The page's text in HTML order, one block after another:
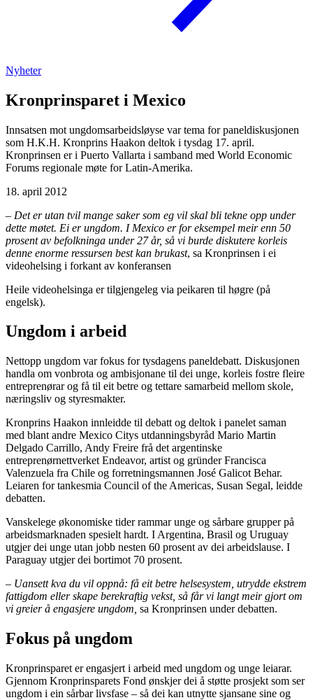
Nyheter
Kronprinsparet i Mexico
Innsatsen mot ungdomsarbeidsløyse var tema for paneldiskusjonen
som H.K.H. Kronprins Haakon deltok i tysdag 17. april.
Kronprinsen er i Puerto Vallarta i samband med World Economic
Forums regionale møte for Latin-Amerika.
18. april 2012
– Det er utan tvil mange saker som eg vil skal bli tekne opp under
dette møtet. Ei er ungdom. I Mexico er for eksempel meir enn 50
prosent av befolkninga under 27 år, så vi burde diskutere korleis
denne enorme ressursen best kan brukast, sa Kronprinsen i ei
videohelsing i forkant av konferansen
Heile videohelsinga er tilgjengeleg via peikaren til høgre (på
engelsk).
Ungdom i arbeid
Nettopp ungdom var fokus for tysdagens paneldebatt. Diskusjonen
handla om vonbrota og ambisjonane til dei unge, korleis fostre fleire
entreprenørar og få til eit betre og tettare samarbeid mellom skole,
næringsliv og styresmakter.
Kronprins Haakon innleidde til debatt og deltok i panelet saman
med blant andre Mexico Citys utdanningsbyråd Mario Martin
Delgado Carrillo, Andy Freire frå det argentinske
entreprenørnettverket Endeavor, artist og gründer Francisca
Valenzuela fra Chile og forretningsmannen José Galicot Behar.
Leiaren for tankesmia Council of the Americas, Susan Segal, leidde
debatten.
Vanskelege økonomiske tider rammar unge og sårbare grupper på
arbeidsmarknaden spesielt hardt. I Argentina, Brasil og Uruguay
utgjer dei unge utan jobb nesten 60 prosent av dei arbeidslause. I
Paraguay utgjer dei bortimot 70 prosent.
– Uansett kva du vil oppnå: få eit betre helsesystem, utrydde ekstrem
fattigdom eller skape berekraftig vekst, så får vi langt meir gjort om
vi greier å engasjere ungdom, sa Kronprinsen under debatten.
Fokus på ungdom
Kronprinsparet er engasjert i arbeid med ungdom og unge leiarar.
Gjennom Kronprinsparets Fond ønskjer dei å støtte prosjekt som ser
ungdom i ein sårbar livsfase – så dei kan utnytte sjansane sine og